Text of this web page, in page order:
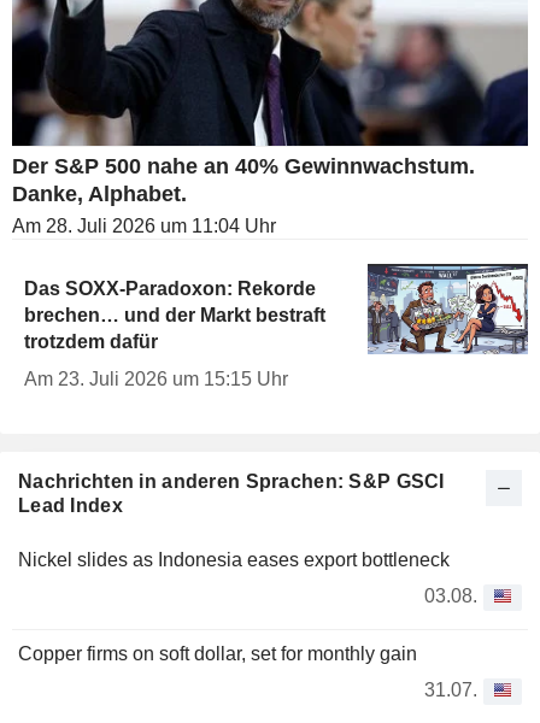
Nachrichten in anderen Sprachen: S&P GSCI
Lead Index
Nickel slides as Indonesia eases export bottleneck
03.08.
Copper firms on soft dollar, set for monthly gain
31.07.
Der S&P 500 nahe an 40% Gewinnwachstum.
Danke, Alphabet.
Am 28. Juli 2026 um 11:04 Uhr
Das SOXX-Paradoxon: Rekorde
brechen… und der Markt bestraft
trotzdem dafür
Am 23. Juli 2026 um 15:15 Uhr